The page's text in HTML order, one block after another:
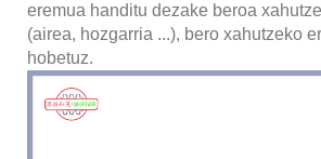
eremua handitu dezake beroa
(airea, hozgarria ...), bero xahutzeko
hobetuz.